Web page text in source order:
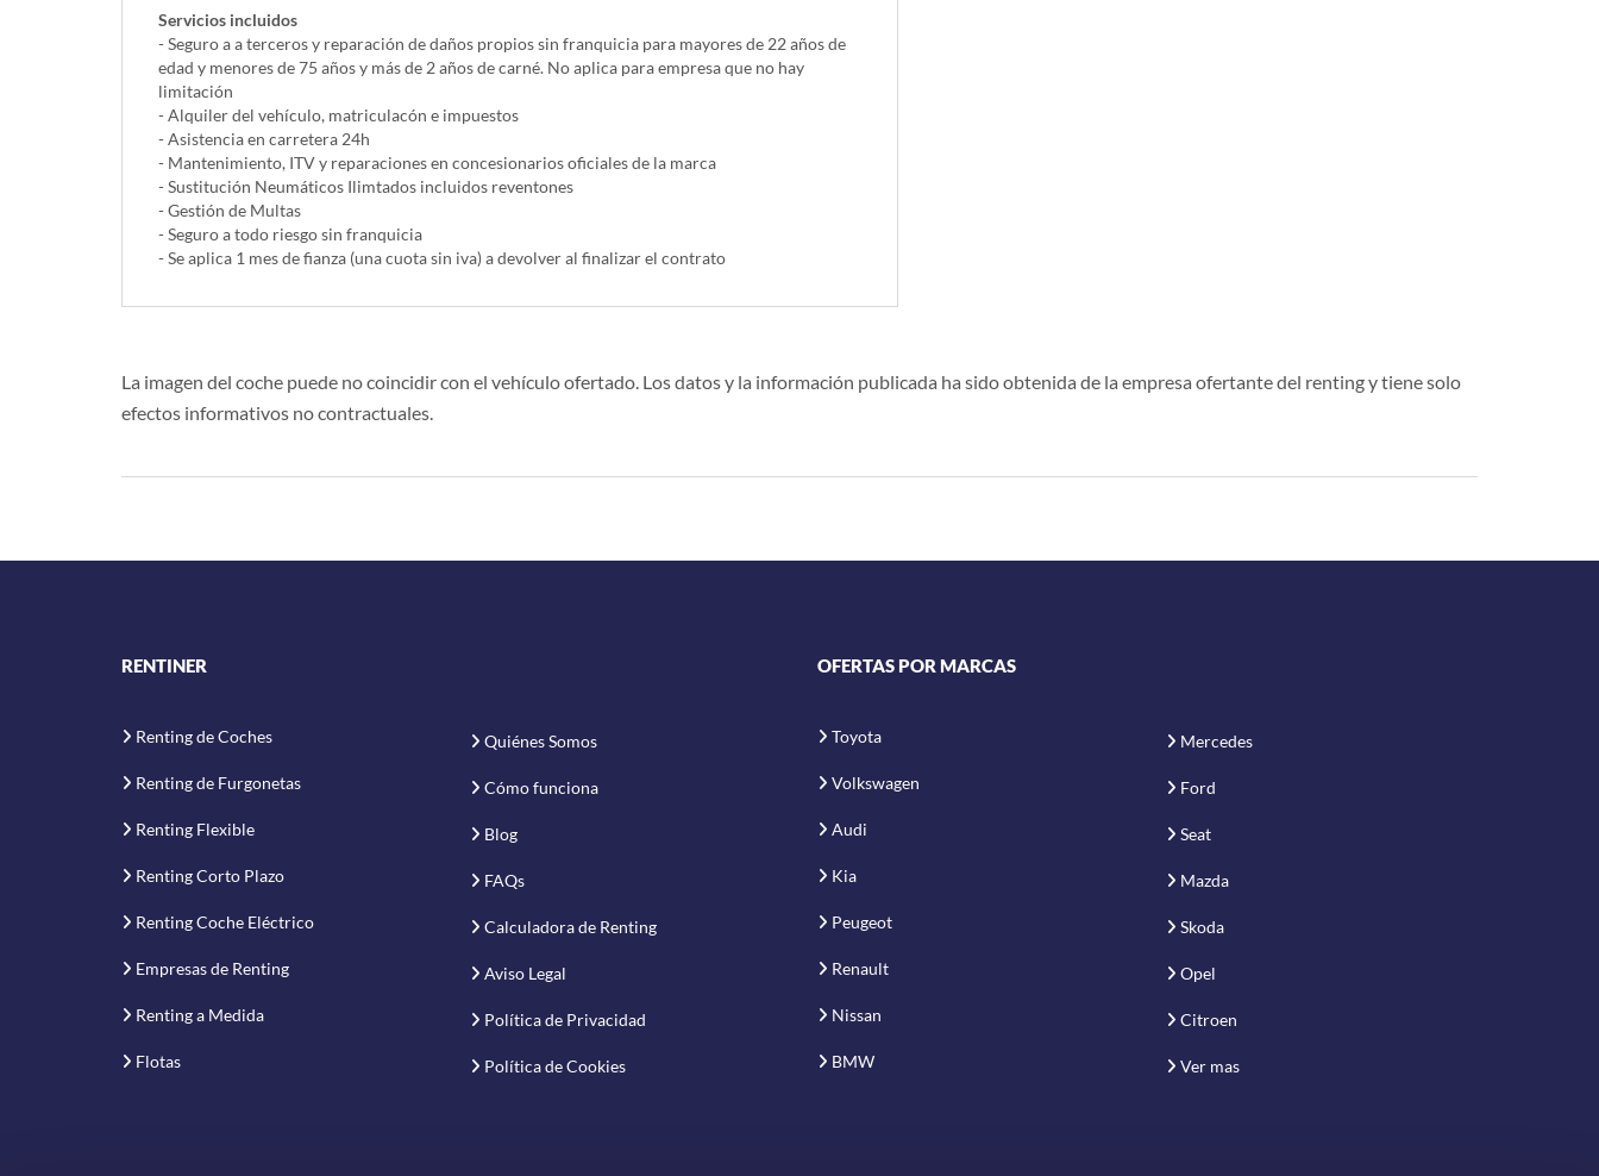
Servicios incluidos
- Seguro a a terceros y reparación de daños propios sin franquicia para mayores de 22 años de
edad y menores de 75 años y más de 2 años de carné. No aplica para empresa que no hay
limitación
- Alquiler del vehí­culo, matriculacón e impuestos
- Asistencia en carretera 24h
- Mantenimiento, ITV y reparaciones en concesionarios oficiales de la marca
- Sustitución Neumáticos Ilimtados incluidos reventones
- Gestión de Multas
- Seguro a todo riesgo sin franquicia
- Se aplica 1 mes de fianza (una cuota sin iva) a devolver al finalizar el contrato
La imagen del coche puede no coincidir con el vehículo ofertado. Los datos y la información publicada ha sido obtenida de la empresa ofertante del renting y tiene solo
efectos informativos no contractuales.
RENTINER
Renting de Coches
Renting de Furgonetas
Renting Flexible
Renting Corto Plazo
Renting Coche Eléctrico
Empresas de Renting
Renting a Medida
Flotas
Quiénes Somos
Cómo funciona
Blog
FAQs
Calculadora de Renting
Aviso Legal
Política de Privacidad
Política de Cookies
OFERTAS POR MARCAS
Toyota
Volkswagen
Audi
Kia
Peugeot
Renault
Nissan
BMW
Mercedes
Ford
Seat
Mazda
Skoda
Opel
Citroen
Ver mas